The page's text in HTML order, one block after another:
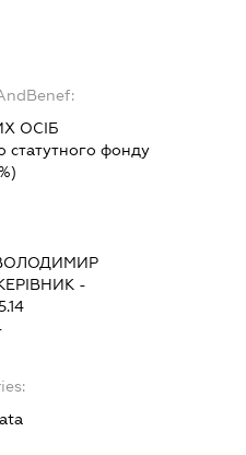
ОСІБ
статутного фонду
-